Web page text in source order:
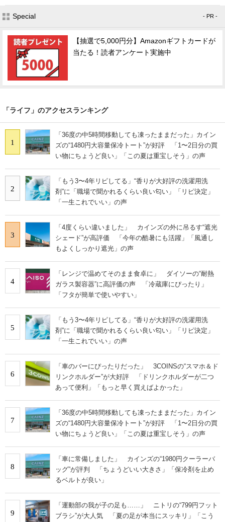
Special - PR -
【抽選で5,000円分】Amazonギフトカードが
当たる！読者アンケート実施中
「ライフ」のアクセスランキング
1
「36度の中5時間移動しても凍ったままだった」カイン
ズの“1480円大容量保冷トート”が好評 「1〜2日分の買
い物にちょうど良い」「この夏は重宝しそう」の声
2
「もう3〜4年リピしてる」“香りが大好評の洗濯用洗
剤”に「職場で聞かれるくらい良い匂い」「リピ決定」
「一生これでいい」の声
3
「4度くらい違いました」 カインズの外に吊るす“遮光
シェード”が高評価 「今年の酷暑にも活躍」「風通し
もよくしっかり遮光」の声
4
「レンジで温めてそのまま食卓に」 ダイソーの“耐熱
ガラス製容器”に高評価の声 「冷蔵庫にぴったり」
「フタが簡単で使いやすい」
5
「もう3〜4年リピしてる」“香りが大好評の洗濯用洗
剤”に「職場で聞かれるくらい良い匂い」「リピ決定」
「一生これでいい」の声
6
「車のバーにぴったりだった」 3COINSの“スマホ＆ド
リンクホルダー”が大好評 「ドリンクホルダーが二つ
あって便利」「もっと早く買えばよかった」
7
「36度の中5時間移動しても凍ったままだった」カイン
ズの“1480円大容量保冷トート”が好評 「1〜2日分の買
い物にちょうど良い」「この夏は重宝しそう」の声
8
「車に常備しました」 カインズの“1980円クーラーバ
ッグ”が評判 「ちょうどいい大きさ」「保冷剤を止め
るベルトが良い」
9
「運動部の我が子の足も……」 ニトリの“799円フット
ブラシ”が大人気 「夏の足が本当にスッキリ」「こう